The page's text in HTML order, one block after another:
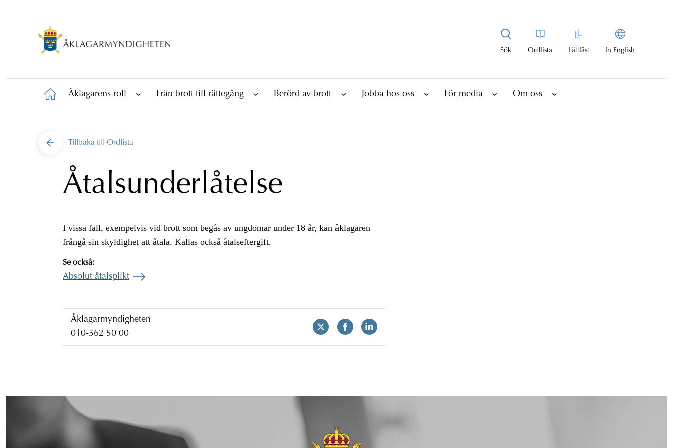
Sök Ordlista Lättläst In English
Åklagarens roll Från brott till rättegång Berörd av brott Jobba hos oss För media Om oss
Tillbaka till Ordlista
Åtalsunderlåtelse
I vissa fall, exempelvis vid brott som begås av ungdomar under 18 år, kan åklagaren
frångå sin skyldighet att åtala. Kallas också åtalseftergift.
Se också:
Absolut åtalsplikt
Åklagarmyndigheten
010-562 50 00